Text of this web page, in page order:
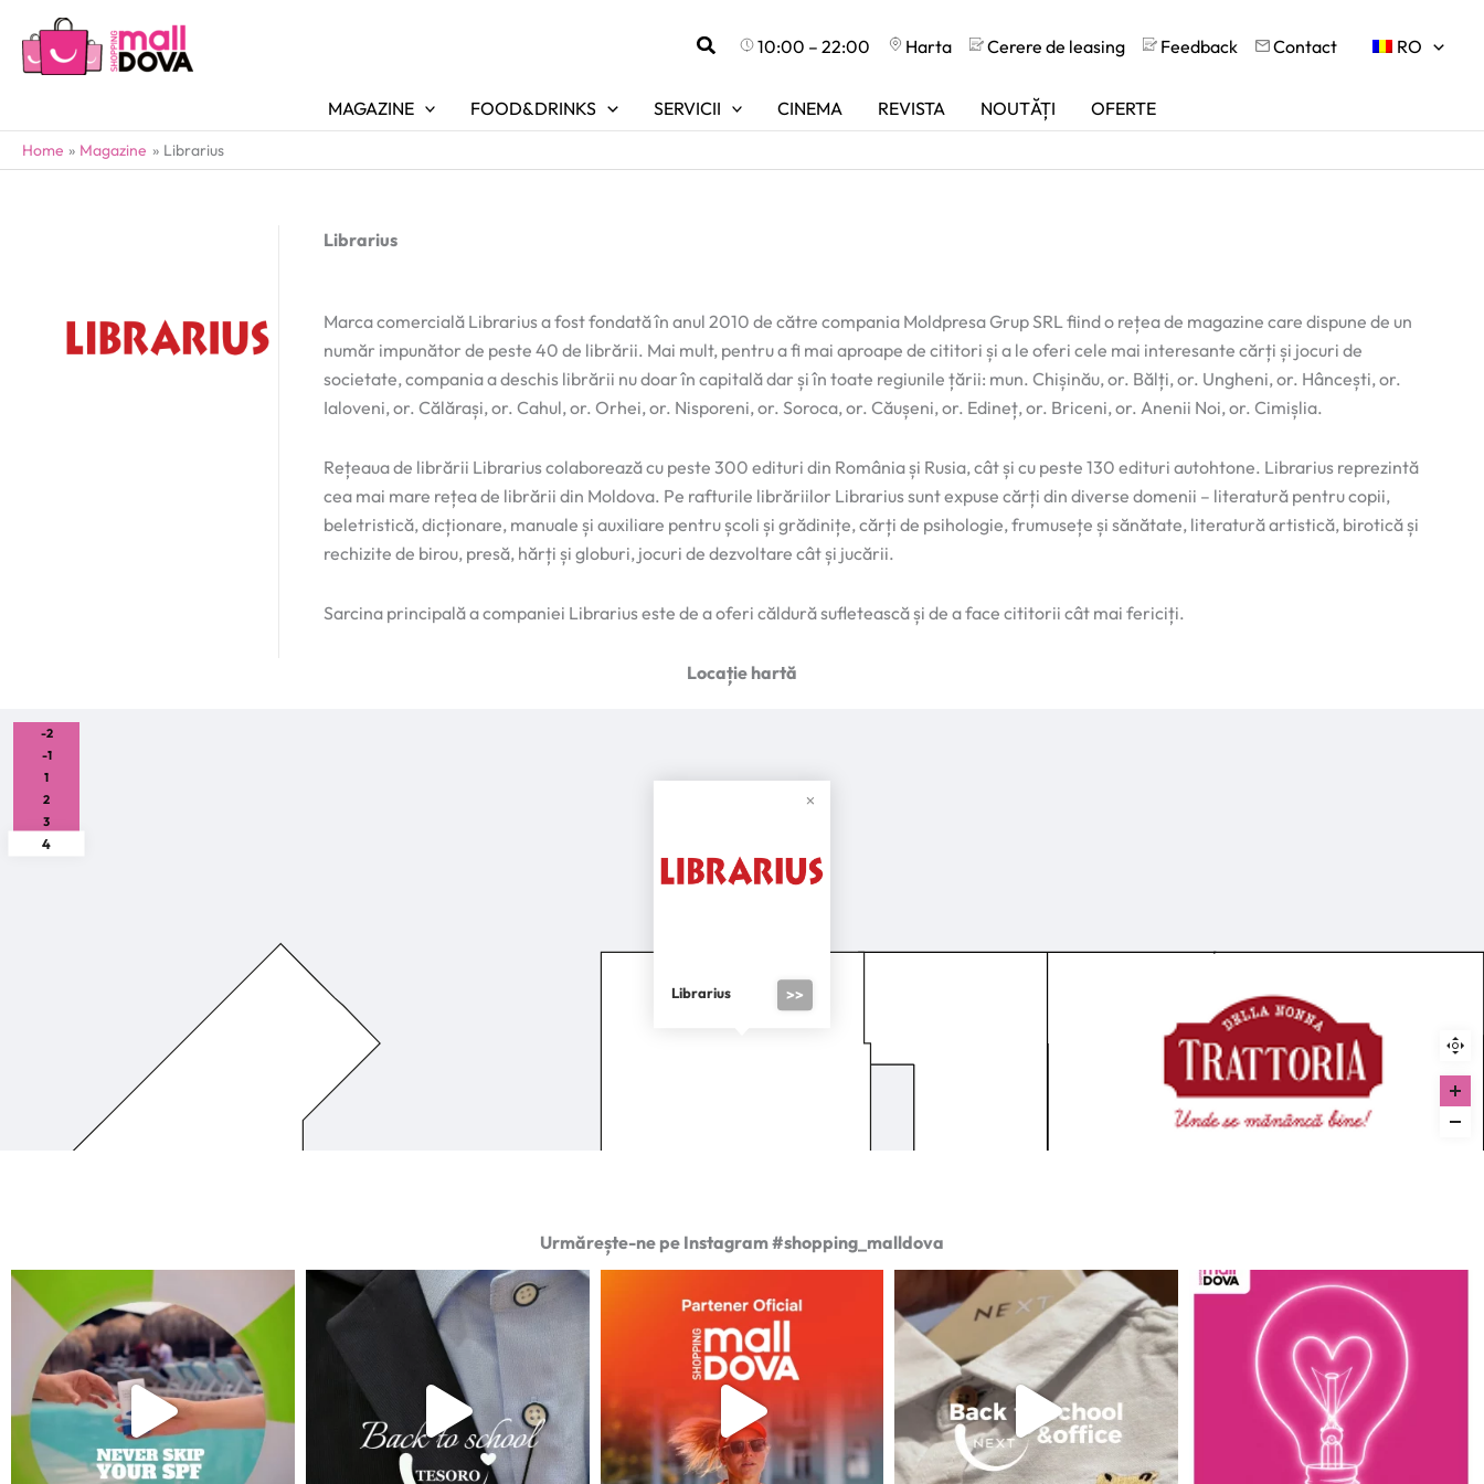
Search10:00 – 22:00 Harta Cerere de leasing Feedback Contact RO
MAGAZINE FOOD&DRINKS SERVICII CINEMA REVISTA NOUTĂȚI OFERTE
Home Magazine Librarius
Librarius
Marca comercială Librarius a fost fondată în anul 2010 de către compania Moldpresa Grup SRL fiind o rețea de magazine care dispune de un
număr impunător de peste 40 de librării. Mai mult, pentru a fi mai aproape de cititori și a le oferi cele mai interesante cărți și jocuri de
societate, compania a deschis librării nu doar în capitală dar și în toate regiunile țării: mun. Chișinău, or. Bălți, or. Ungheni, or. Hâncești, or.
Ialoveni, or. Călărași, or. Cahul, or. Orhei, or. Nisporeni, or. Soroca, or. Căușeni, or. Edineț, or. Briceni, or. Anenii Noi, or. Cimișlia.
Rețeaua de librării Librarius colaborează cu peste 300 edituri din România și Rusia, cât și cu peste 130 edituri autohtone. Librarius reprezintă
cea mai mare rețea de librării din Moldova. Pe rafturile librăriilor Librarius sunt expuse cărți din diverse domenii – literatură pentru copii,
beletristică, dicționare, manuale și auxiliare pentru școli și grădinițe, cărți de psihologie, frumusețe și sănătate, literatură artistică, birotică și
rechizite de birou, presă, hărți și globuri, jocuri de dezvoltare cât și jucării.
Sarcina principală a companiei Librarius este de a oferi căldură sufletească și de a face cititorii cât mai fericiți.
Locație hartă
Librarius >>
-2
-1
1
2
3
4
Urmărește-ne pe Instagram #shopping_malldova